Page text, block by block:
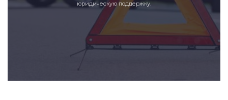
юридическую поддержку.